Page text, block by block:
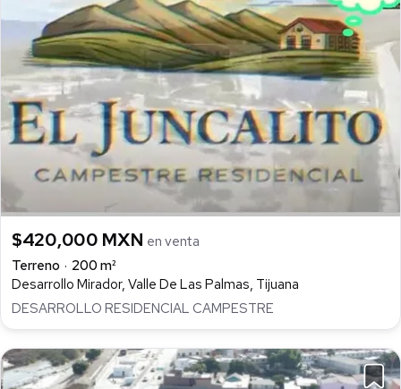
$420,000 MXN en venta
Terreno
200 m²
Desarrollo Mirador, Valle De Las Palmas, Tijuana
DESARROLLO RESIDENCIAL CAMPESTRE